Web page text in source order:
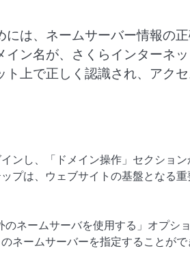
は、ネームサーバー情報の
ン名が、さくらインターネ
上で正しく認識され、アク
ンし、「ドメイン操作」セクション
プは、ウェブサイトの基盤となる重
ネームサーバを使用する」オプシ
ネームサーバーを指定することがで